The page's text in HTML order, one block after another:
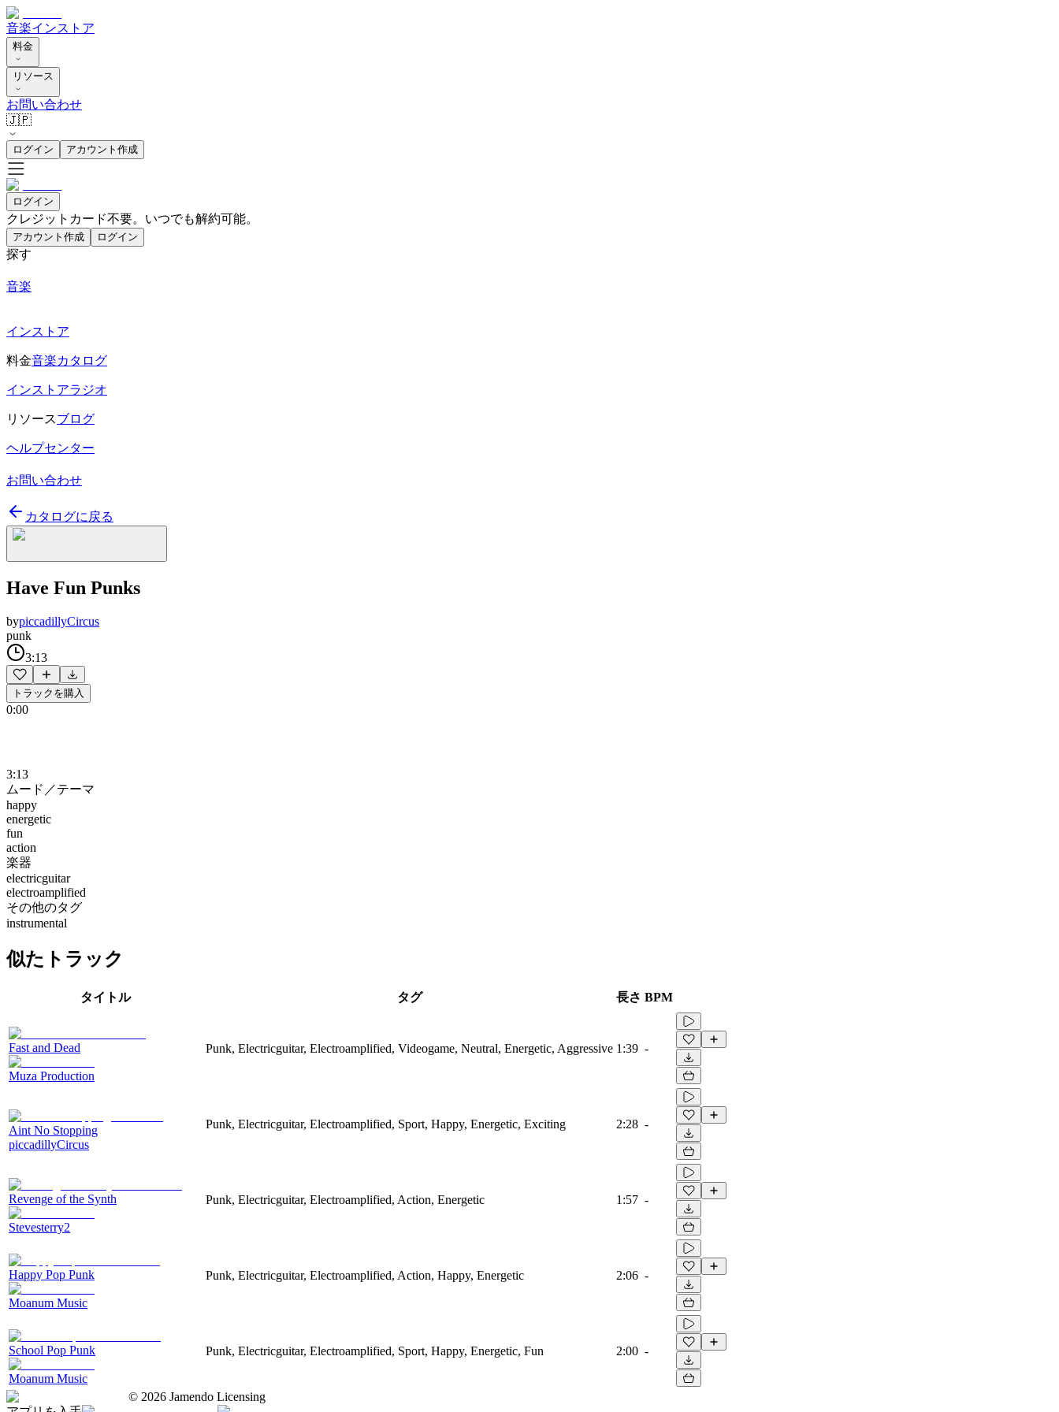
音楽インストア
料金
リソース
お問い合わせ
🇯🇵
ログイン アカウント作成
ログイン
クレジットカード不要。いつでも解約可能。
アカウント作成 ログイン
探す
音楽
インストア
料金音楽カタログ
インストアラジオ
リソースブログ
ヘルプセンター
お問い合わせ
カタログに戻る
Have Fun Punks
bypiccadillyCircus
punk
3:13
トラックを購入
0:00
3:13
ムード／テーマ
happy
energetic
fun
action
楽器
electricguitar
electroamplified
その他のタグ
instrumental
似たトラック
タイトル タグ 長さ BPM
Fast and Dead
Muza Production
Punk, Electricguitar, Electroamplified, Videogame, Neutral, Energetic, Aggressive 1:39 -
Aint No Stopping
piccadillyCircus
Punk, Electricguitar, Electroamplified, Sport, Happy, Energetic, Exciting 2:28 -
Revenge of the Synth
Stevesterry2
Punk, Electricguitar, Electroamplified, Action, Energetic 1:57 -
Happy Pop Punk
Moanum Music
Punk, Electricguitar, Electroamplified, Action, Happy, Energetic 2:06 -
School Pop Punk
Moanum Music
Punk, Electricguitar, Electroamplified, Sport, Happy, Energetic, Fun 2:00 -
© 2026 Jamendo Licensing